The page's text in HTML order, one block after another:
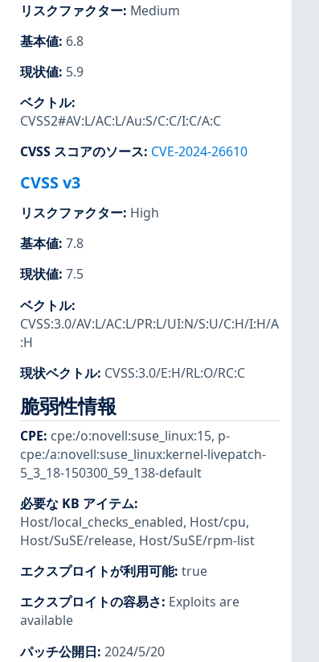
リスクファクター: Medium
基本値: 6.8
現状値: 5.9
ベクトル:
CVSS2#AV:L/AC:L/Au:S/C:C/I:C/A:C
CVSS スコアのソース: CVE-2024-26610
CVSS v3
リスクファクター: High
基本値: 7.8
現状値: 7.5
ベクトル:
CVSS:3.0/AV:L/AC:L/PR:L/UI:N/S:U/C:H/I:H/A
:H
現状ベクトル: CVSS:3.0/E:H/RL:O/RC:C
脆弱性情報
CPE: cpe:/o:novell:suse_linux:15, p-
cpe:/a:novell:suse_linux:kernel-livepatch-
5_3_18-150300_59_138-default
必要な KB アイテム:
Host/local_checks_enabled, Host/cpu,
Host/SuSE/release, Host/SuSE/rpm-list
エクスプロイトが利用可能: true
エクスプロイトの容易さ: Exploits are
available
パッチ公開日: 2024/5/20